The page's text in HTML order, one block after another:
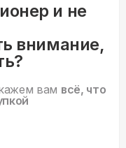
и не
внимание,
вам всё, что